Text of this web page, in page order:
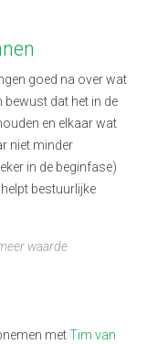
goed na over wat
bewust dat het in de
en elkaar wat
niet minder
in de beginfase)
bestuurlijke
waarde
metTim van